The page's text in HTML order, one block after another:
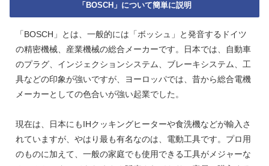
「BOSCH」について簡単に説明
「BOSCH」とは、一般的には「ボッシュ」と発音するドイツ
の精密機械、産業機械の総合メーカーです。日本では、自動車
のプラグ、インジェクションシステム、ブレーキシステム、工
具などの印象が強いですが、ヨーロッパでは、昔から総合電機
メーカーとしての色合いが強い起業でした。
現在は、日本にもIHクッキングヒーターや食洗機などが輸入さ
れていますが、やはり最も有名なのは、電動工具です。プロ用
のものに加えて、一般の家庭でも使用できる工具がメジャーな